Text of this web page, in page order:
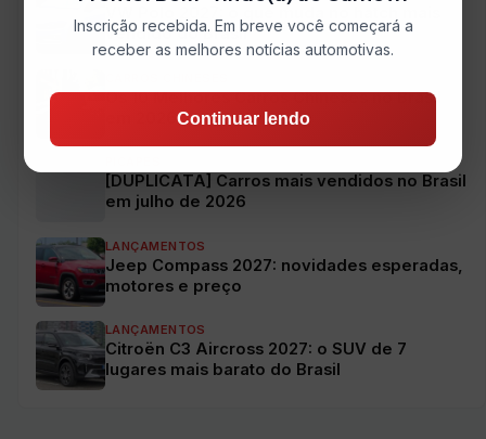
vendido do Brasil
Os 10 Melhores Carros Chineses no Brasil
[DUPLICATA] Carros mais vendidos no Brasil
em julho de 2026
LANÇAMENTOS
Jeep Compass 2027: novidades esperadas,
motores e preço
LANÇAMENTOS
Citroën C3 Aircross 2027: o SUV de 7
lugares mais barato do Brasil
Inscrição recebida. Em breve você começará a
receber as melhores notícias automotivas.
Continuar lendo